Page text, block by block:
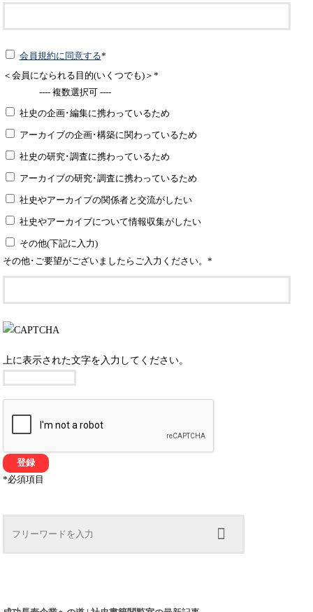
会員規約に同意する*
＜会員になられる目的(いくつでも)＞*
---- 複数選択可 ----
社史の企画･編集に携わっているため
アーカイブの企画･構築に関わっているため
社史の研究･調査に携わっているため
アーカイブの研究･調査に携わっているため
社史やアーカイブの関係者と交流がしたい
社史やアーカイブについて情報収集がしたい
その他(下記に入力)
その他･ご要望がございましたらご入力ください。*
上に表示された文字を入力してください。
*必須項目